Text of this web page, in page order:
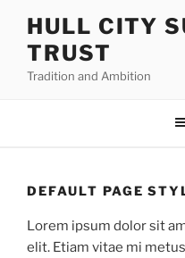
content
HULL CITY
TRUST
Tradition and Ambition
DEFAULT PAGE
Lorem ipsum dolor sit
elit. Etiam vitae mi